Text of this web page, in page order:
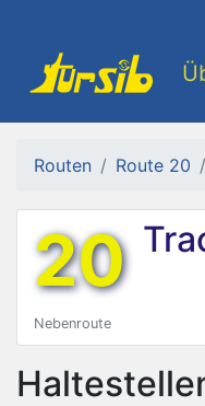
Routen Route 20
20
Nebenroute